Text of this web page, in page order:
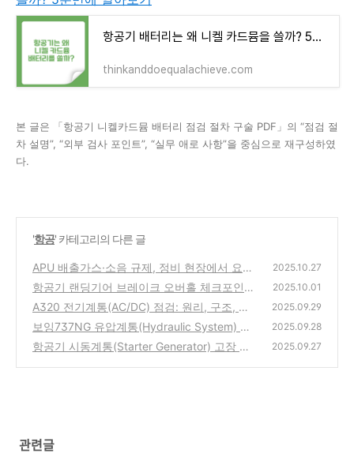
항공기 배터리는 왜 니켈 카드뮴을 쓸까? 5분만에 알아보기
thinkanddoequalachieve.com
본 글은 「항공기 니켈카드뮴 배터리 점검 절차 구술 PDF」의 “점검 절
차 설명”, “외부 검사 포인트”, “실무 애로 사항”을 중심으로 재구성하였
다.
'항공' 카테고리의 다른 글
APU 배출가스·소음 규제, 정비 현장에서 요구
되는 실제 관리와 점검 포인트
(0)
2025.10.27
항공기 랜딩기어 브레이크 오버홀 체크포인트:
구조, 점검 핵심, 정비 실무 적용 5분 총정리!
(0)
2025.10.01
A320 전기계통(AC/DC) 점검: 원리, 구조, 실
무에서 꼭 짚어야 할 포인트
(0)
2025.09.29
보잉737NG 유압계통(Hydraulic System) 트
러블슈팅: 구조, 원리, 실무 적용 5분 정리!
2025.09.28
항공기 시동계통(Starter Generator) 고장 사
2025.09.27
관련글